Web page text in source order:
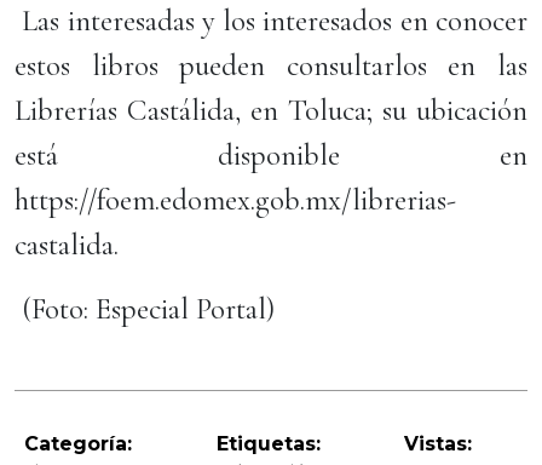
Las interesadas y los interesados en conocer
estos libros pueden consultarlos en las
Librerías Castálida, en Toluca; su ubicación
está disponible en
https://foem.edomex.gob.mx/librerias-
castalida.
(Foto: Especial Portal)
Categoría:
Etiquetas:
Vistas: